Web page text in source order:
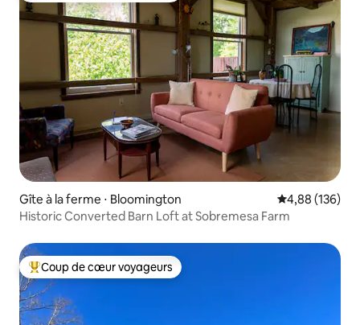
Gîte à la ferme ⋅ Bloomington Évaluation
4,88 (136)
Historic Converted Barn Loft at Sobremesa Farm
Coups de cœur voyageurs les plus appréciés
Coup de cœur voyageurs